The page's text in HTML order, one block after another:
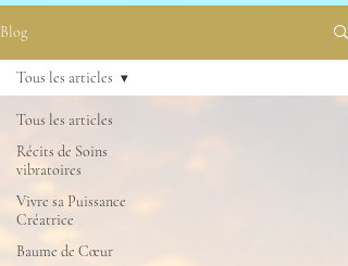
Blog
Tous les articles
Récits de Soins
vibratoires
Vivre sa Puissance
Créatrice
Baume de Cœur
Tous les articles